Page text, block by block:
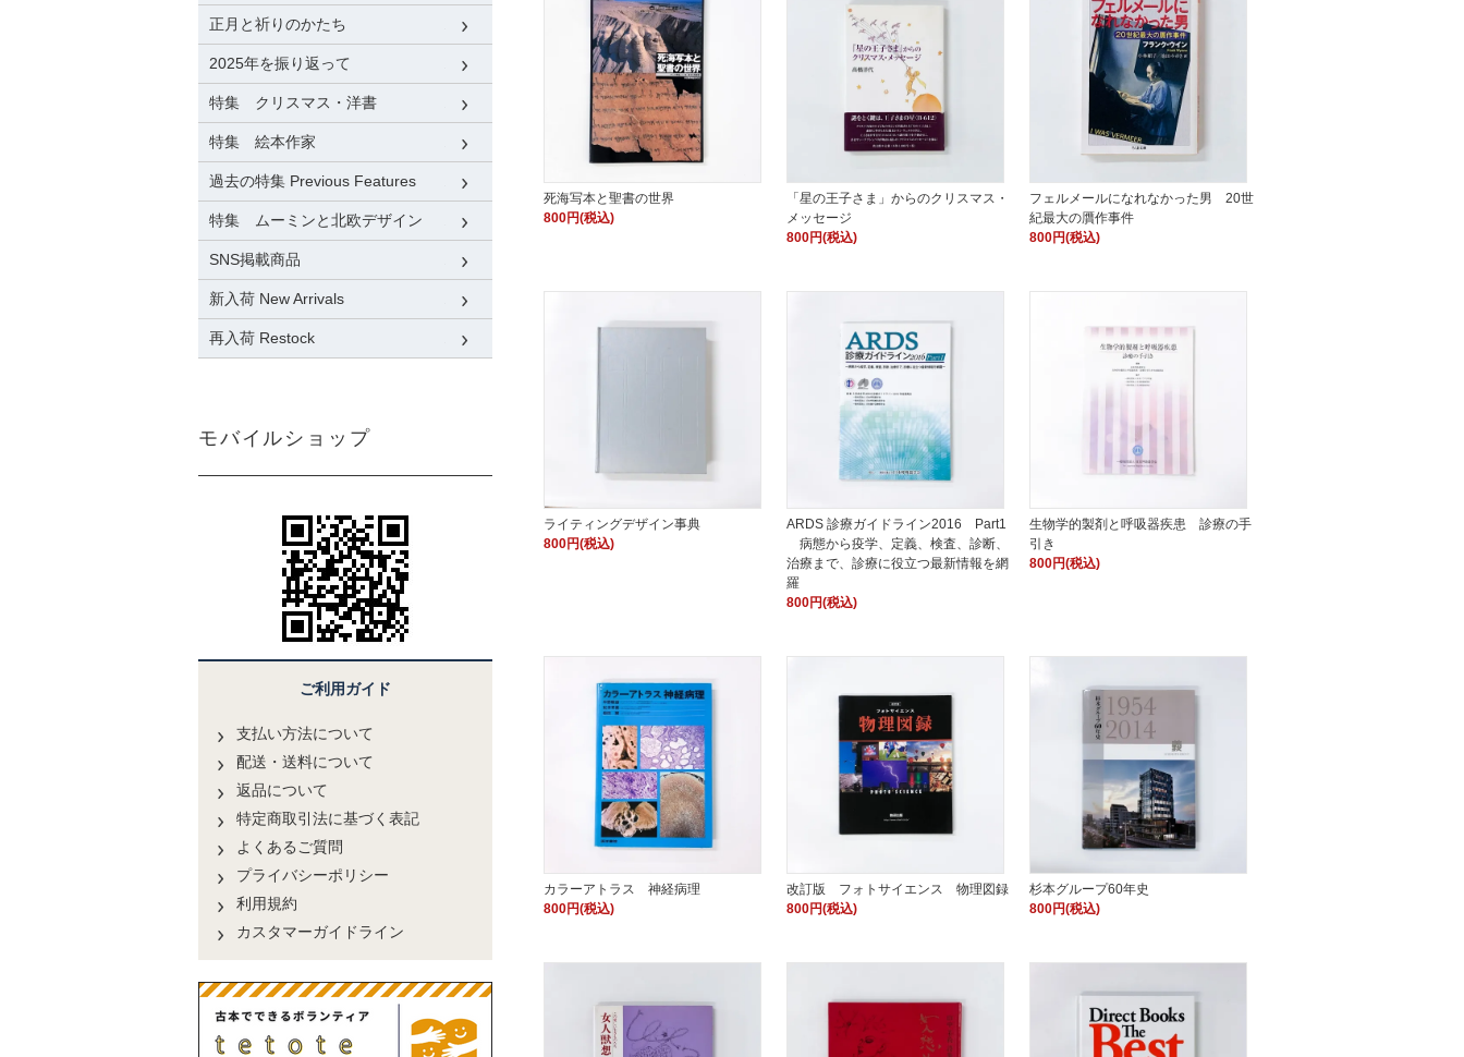
死海写本と聖書の世界
800円(税込)
「星の王子さま」からのクリスマス・
メッセージ
800円(税込)
フェルメールになれなかった男 20世
紀最大の贋作事件
800円(税込)
ライティングデザイン事典
800円(税込)
ARDS 診療ガイドライン2016 Part1
病態から疫学、定義、検査、診断、
治療まで、診療に役立つ最新情報を網
羅
800円(税込)
生物学的製剤と呼吸器疾患 診療の手
引き
800円(税込)
カラーアトラス 神経病理
800円(税込)
改訂版 フォトサイエンス 物理図録
800円(税込)
杉本グループ60年史
800円(税込)
正月と祈りのかたち
2025年を振り返って
特集 クリスマス・洋書
特集 絵本作家
過去の特集 Previous Features
特集 ムーミンと北欧デザイン
SNS掲載商品
新入荷 New Arrivals
再入荷 Restock
モバイルショップ
ご利用ガイド
支払い方法について
配送・送料について
返品について
特定商取引法に基づく表記
よくあるご質問
プライバシーポリシー
利用規約
カスタマーガイドライン